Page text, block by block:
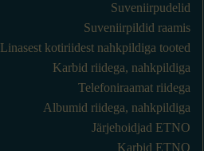
Suveniirpudelid
Suveniirpildid raamis
Linasest kotiriidest nahkpildiga tooted
Karbid riidega, nahkpildiga
Telefoniraamat riidega
Albumid riidega, nahkpildiga
Järjehoidjad ETNO
Karbid ETNO